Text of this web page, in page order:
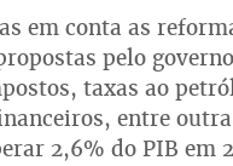
em conta as
pelo
taxas ao
entre
2,6% do PIB em